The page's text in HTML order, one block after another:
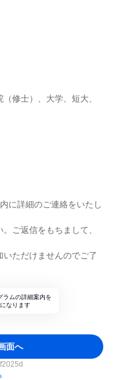
修士）、大学、短大、
に詳細のご連絡をいたし
ご返信をもちまして、
ただけませんのでご了
ラムの詳細案内を
なります
面へ